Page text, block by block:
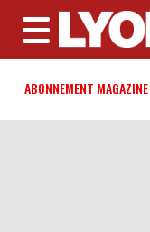
MENU
ABONNEMENT MAGAZINE